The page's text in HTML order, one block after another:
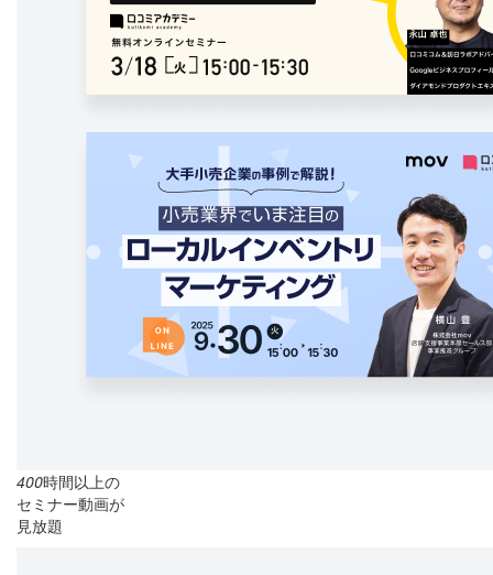
400時間以上の
セミナー動画が
見放題